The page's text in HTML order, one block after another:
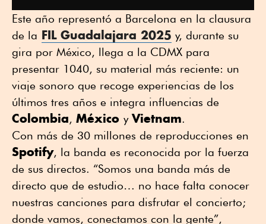
Este año representó a Barcelona en la clausura
de la FIL Guadalajara 2025 y, durante su
gira por México, llega a la CDMX para
presentar 1040, su material más reciente: un
viaje sonoro que recoge experiencias de los
últimos tres años e integra influencias de
Colombia, México yVietnam.
Con más de 30 millones de reproducciones en
Spotify, la banda es reconocida por la fuerza
de sus directos. “Somos una banda más de
directo que de estudio… no hace falta conocer
nuestras canciones para disfrutar el concierto;
donde vamos, conectamos con la gente”,